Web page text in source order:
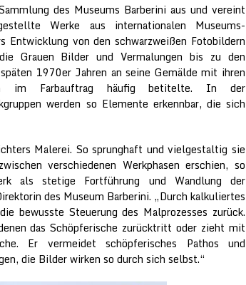
des Museums Barberini aus und vereint
Werke aus internationalen Museums-
Entwicklung von den schwarzweißen Fotobildern
Grauen Bilder und Vermalungen bis zu den
1970er Jahren an seine Gemälde mit ihren
im Farbauftrag häufig betitelte. In der
werden so Elemente erkennbar, die sich
Malerei. So sprunghaft und vielgestaltig sie
verschiedenen Werkphasen erschien, so
als stetige Fortführung und Wandlung der
des Museum Barberini. „Durch kalkuliertes
bewusste Steuerung des Malprozesses zurück.
das Schöpferische zurücktritt oder zieht mit
Er vermeidet schöpferisches Pathos und
die Bilder wirken so durch sich selbst.“